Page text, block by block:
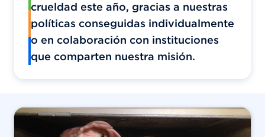
crueldad este año, gracias a nuestras
políticas conseguidas individualmente
o en colaboración con instituciones
que comparten nuestra misión.